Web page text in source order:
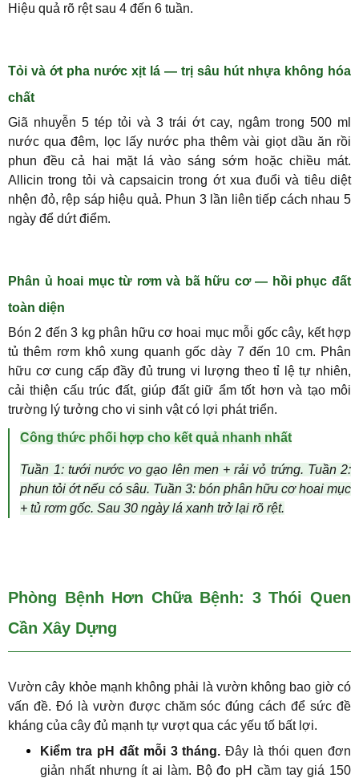
Hiệu quả rõ rệt sau 4 đến 6 tuần.
Tỏi và ớt pha nước xịt lá — trị sâu hút nhựa không hóa
chất
Giã nhuyễn 5 tép tỏi và 3 trái ớt cay, ngâm trong 500 ml
nước qua đêm, lọc lấy nước pha thêm vài giọt dầu ăn rồi
phun đều cả hai mặt lá vào sáng sớm hoặc chiều mát.
Allicin trong tỏi và capsaicin trong ớt xua đuổi và tiêu diệt
nhện đỏ, rệp sáp hiệu quả. Phun 3 lần liên tiếp cách nhau 5
ngày để dứt điểm.
Phân ủ hoai mục từ rơm và bã hữu cơ — hồi phục đất
toàn diện
Bón 2 đến 3 kg phân hữu cơ hoai mục mỗi gốc cây, kết hợp
tủ thêm rơm khô xung quanh gốc dày 7 đến 10 cm. Phân
hữu cơ cung cấp đầy đủ trung vi lượng theo tỉ lệ tự nhiên,
cải thiện cấu trúc đất, giúp đất giữ ẩm tốt hơn và tạo môi
trường lý tưởng cho vi sinh vật có lợi phát triển.
Công thức phối hợp cho kết quả nhanh nhất
Tuần 1: tưới nước vo gạo lên men + rải vỏ trứng. Tuần 2:
phun tỏi ớt nếu có sâu. Tuần 3: bón phân hữu cơ hoai mục
+ tủ rơm gốc. Sau 30 ngày lá xanh trở lại rõ rệt.
Phòng Bệnh Hơn Chữa Bệnh: 3 Thói Quen
Cần Xây Dựng
Vườn cây khỏe mạnh không phải là vườn không bao giờ có
vấn đề. Đó là vườn được chăm sóc đúng cách để sức đề
kháng của cây đủ mạnh tự vượt qua các yếu tố bất lợi.
Kiểm tra pH đất mỗi 3 tháng. Đây là thói quen đơn
giản nhất nhưng ít ai làm. Bộ đo pH cầm tay giá 150